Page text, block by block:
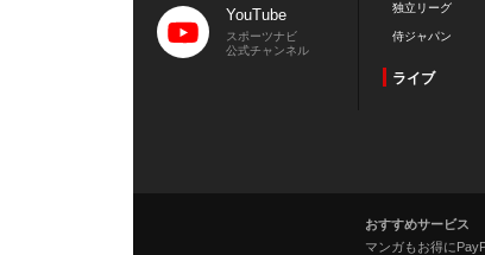
YouTube
スポーツナビ
公式チャンネル
独立リーグ
侍ジャパン
ライブ
おすすめサービス
マンガもお得に